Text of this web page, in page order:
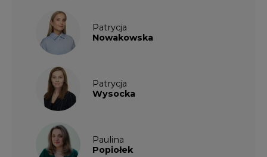
Patrycja
Nowakowska
Patrycja
Wysocka
Paulina
Popiołek